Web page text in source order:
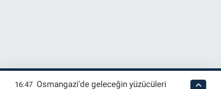
16:47 Osmangazi'de geleceğin yüzücüleri